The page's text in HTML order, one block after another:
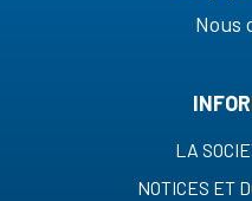
Nous
LA
NOTICES ET